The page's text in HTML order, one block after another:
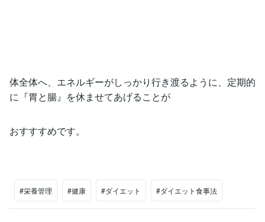
体全体へ、エネルギーがしっかり行き渡るように、定期的
に『胃と腸』を休ませてあげることが
おすすすめです。
#栄養管理 #健康 #ダイエット #ダイエット食事法